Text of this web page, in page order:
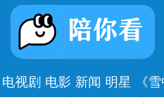
电视剧 电影 新闻 明星 《